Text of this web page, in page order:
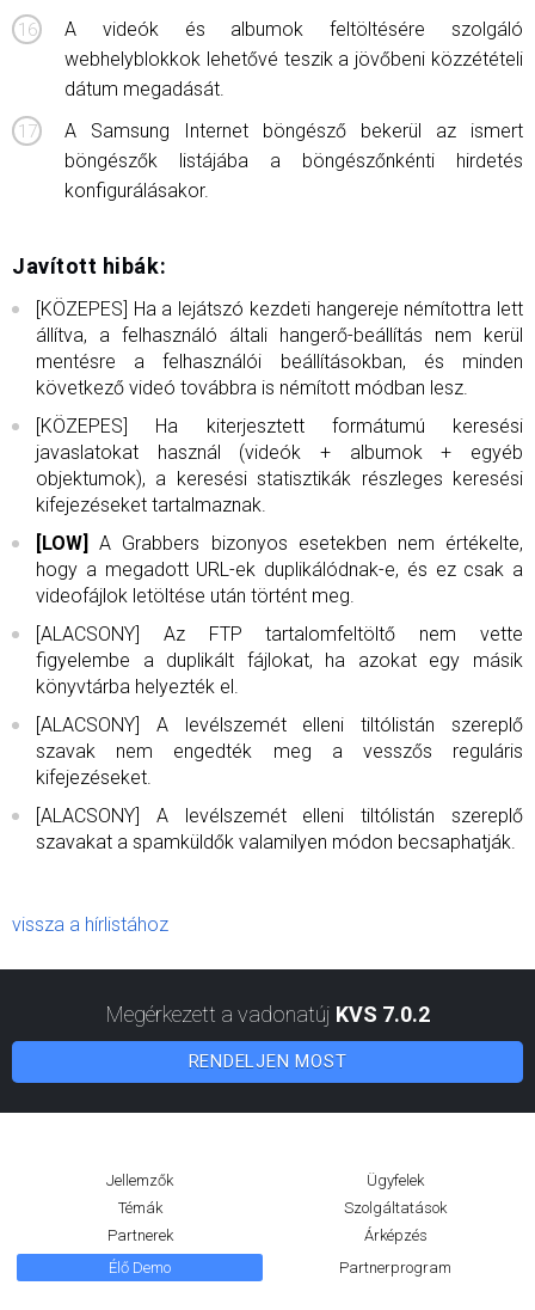
A videók és albumok feltöltésére szolgáló
webhelyblokkok lehetővé teszik a jövőbeni közzétételi
dátum megadását.
A Samsung Internet böngésző bekerül az ismert
böngészők listájába a böngészőnkénti hirdetés
konfigurálásakor.
Javított hibák:
[KÖZEPES] Ha a lejátszó kezdeti hangereje némítottra lett
állítva, a felhasználó általi hangerő-beállítás nem kerül
mentésre a felhasználói beállításokban, és minden
következő videó továbbra is némított módban lesz.
[KÖZEPES] Ha kiterjesztett formátumú keresési
javaslatokat használ (videók + albumok + egyéb
objektumok), a keresési statisztikák részleges keresési
kifejezéseket tartalmaznak.
[LOW]
A Grabbers bizonyos esetekben nem értékelte,
hogy a megadott URL-ek duplikálódnak-e, és ez csak a
videofájlok letöltése után történt meg.
[ALACSONY] Az FTP tartalomfeltöltő nem vette
figyelembe a duplikált fájlokat, ha azokat egy másik
könyvtárba helyezték el.
[ALACSONY] A levélszemét elleni tiltólistán szereplő
szavak nem engedték meg a vesszős reguláris
kifejezéseket.
[ALACSONY] A levélszemét elleni tiltólistán szereplő
szavakat a spamküldők valamilyen módon becsaphatják.
vissza a hírlistához
Megérkezett a vadonatúj KVS 7.0.2
RENDELJEN MOST
Jellemzők
Ügyfelek
Témák
Szolgáltatások
Partnerek
Árképzés
Élő Demo
Partnerprogram